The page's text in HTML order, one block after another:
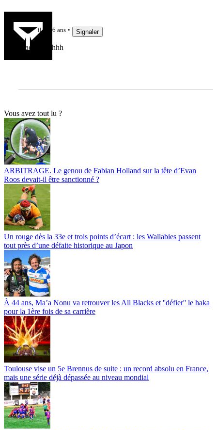
il y a 6 ans Signaler
Waouhhhhhhh
Vous avez tout lu ?
ARBITRAGE. Le genou de Fabian Holland sur la tête d’Evan
Roos devait-il être sanctionné ?
Un rouge dès la 33e et trois points d’écart : les Wallabies passent
tout près d’une défaite historique au Japon
À 44 ans, Ma’a Nonu va retrouver les All Blacks et ''défier'' le haka
pour la 1ère fois de sa carrière
Toulouse vise un 5e Brennus de suite : un record absolu en France,
mais une série déjà dépassée au niveau mondial